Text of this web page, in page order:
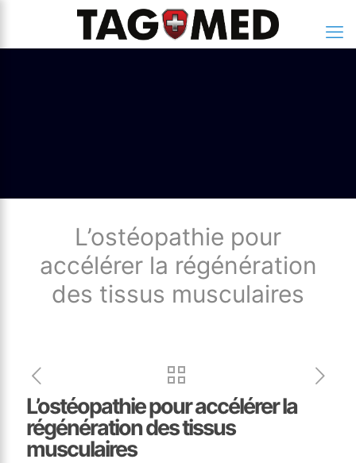
L’ostéopathie pour
accélérer la régénération
des tissus musculaires
L’ostéopathie pour accélérer la
régénération des tissus
musculaires